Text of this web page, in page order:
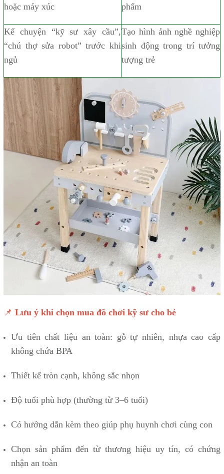
hoặc máy xúc phẩm
Kể chuyện “kỹ sư xây cầu”,
“chú thợ sửa robot” trước khi
ngủ
Tạo hình ảnh nghề nghiệp
sinh động trong trí tưởng
tượng trẻ
📌 Lưu ý khi chọn mua đồ chơi kỹ sư cho bé
Ưu tiên chất liệu an toàn: gỗ tự nhiên, nhựa cao cấp
không chứa BPA
Thiết kế tròn cạnh, không sắc nhọn
Độ tuổi phù hợp (thường từ 3–6 tuổi)
Có hướng dẫn kèm theo giúp phụ huynh chơi cùng con
Chọn sản phẩm đến từ thương hiệu uy tín, có chứng
nhận an toàn